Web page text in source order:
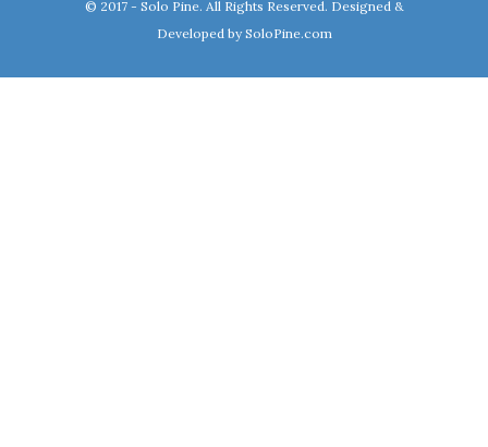
© 2017 - Solo Pine. All Rights Reserved. Designed &
Developed bySoloPine.com